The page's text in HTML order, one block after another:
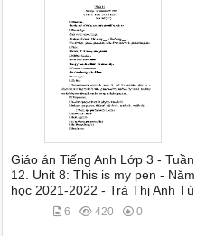
Giáo án Tiếng Anh Lớp 3 - Tuần
12. Unit 8: This is my pen - Năm
học 2021-2022 - Trà Thị Anh Tú
6 420 0